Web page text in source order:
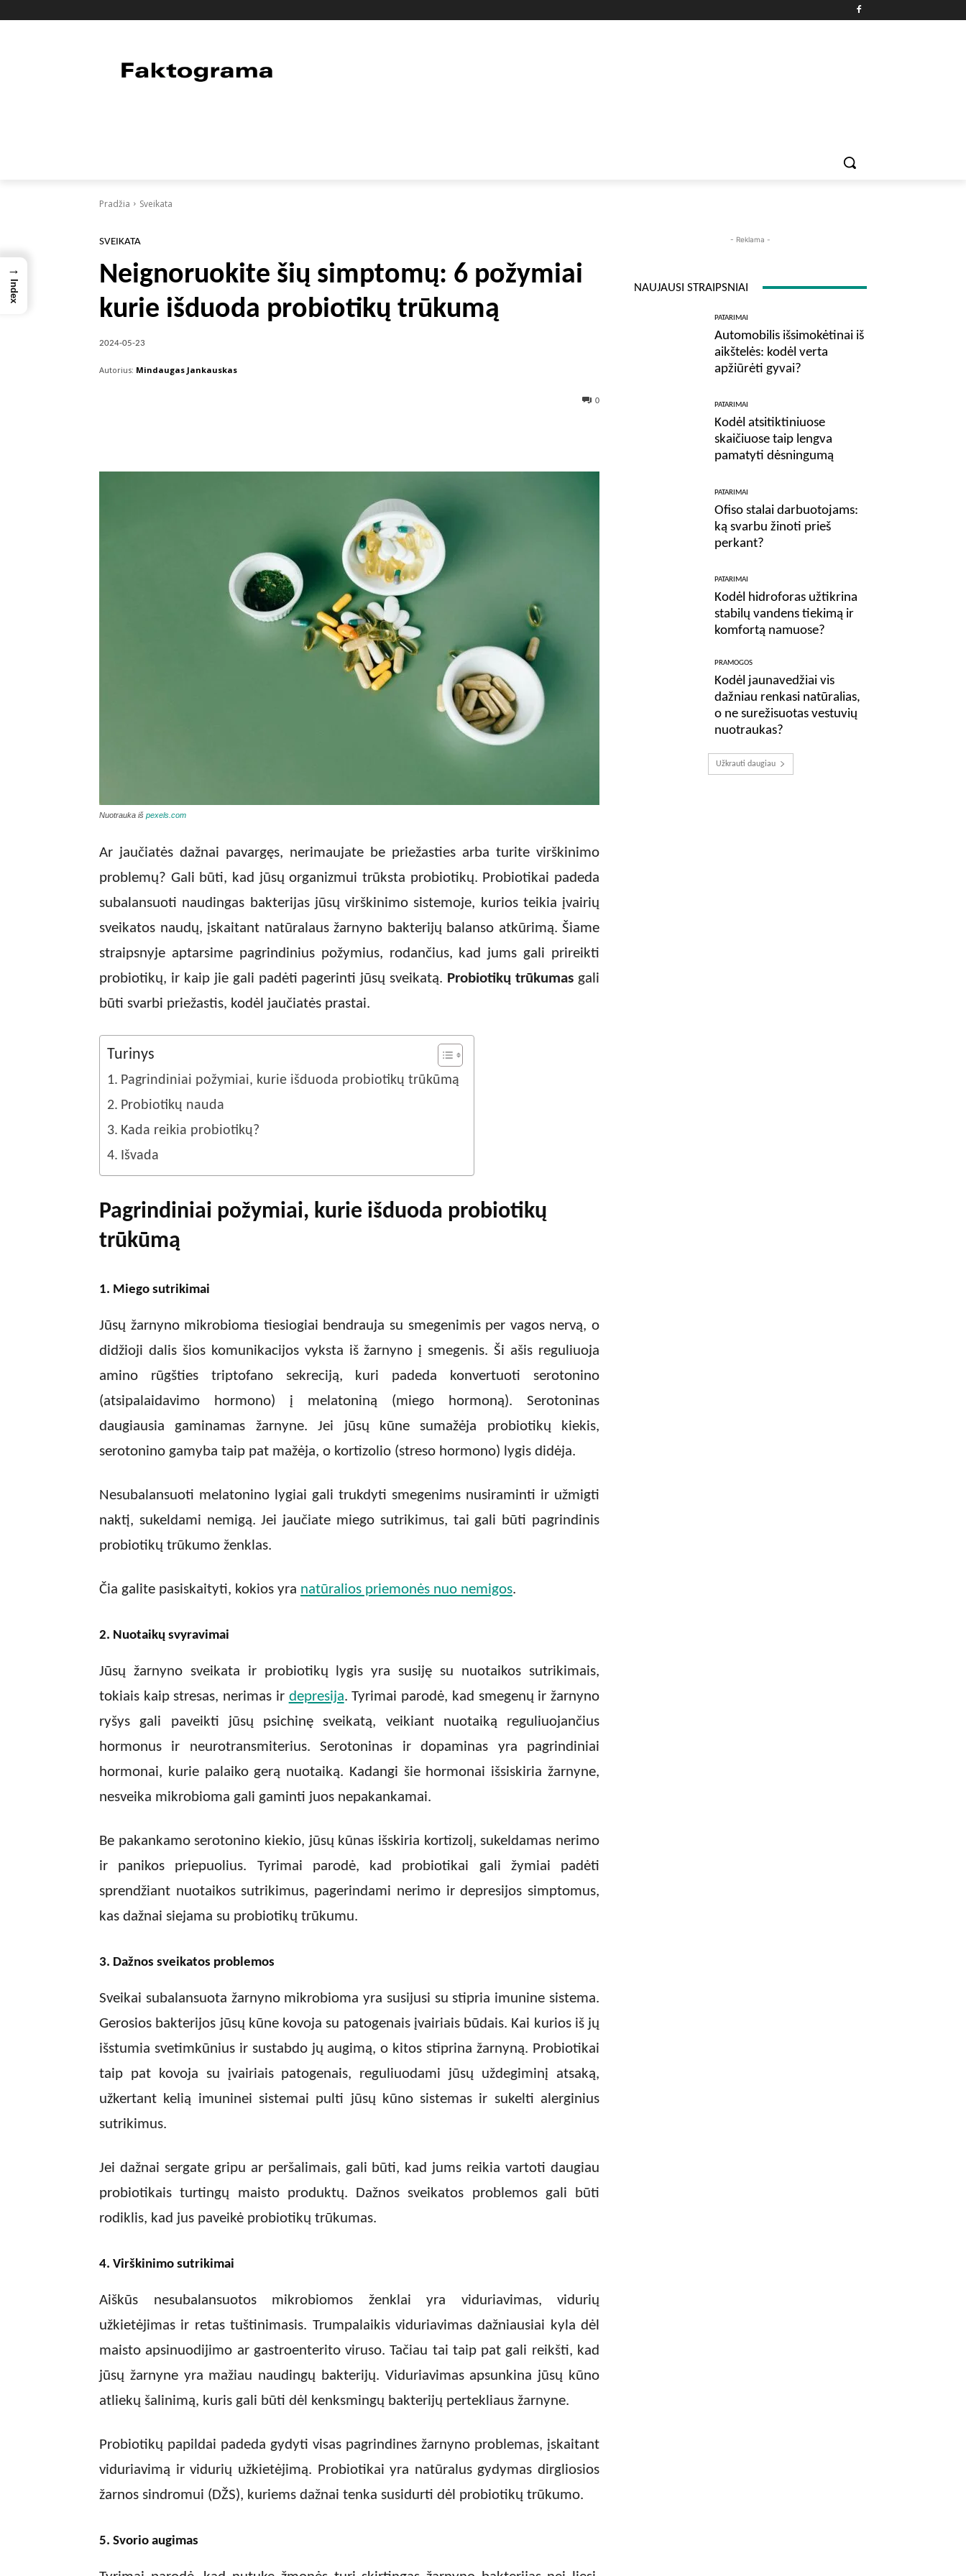
Pradžia Sveikata
SVEIKATA
Neignoruokite šių simptomų: 6 požymiai
kurie išduoda probiotikų trūkumą
2024-05-23
Autorius: Mindaugas Jankauskas
0
Nuotrauka iš pexels.com
Ar jaučiatės dažnai pavargęs, nerimaujate be priežasties arba turite virškinimo
problemų? Gali būti, kad jūsų organizmui trūksta probiotikų. Probiotikai padeda
subalansuoti naudingas bakterijas jūsų virškinimo sistemoje, kurios teikia įvairių
sveikatos naudų, įskaitant natūralaus žarnyno bakterijų balanso atkūrimą. Šiame
straipsnyje aptarsime pagrindinius požymius, rodančius, kad jums gali prireikti
probiotikų, ir kaip jie gali padėti pagerinti jūsų sveikatą. Probiotikų trūkumas gali
būti svarbi priežastis, kodėl jaučiatės prastai.
Turinys
Pagrindiniai požymiai, kurie išduoda probiotikų trūkūmą
Probiotikų nauda
Kada reikia probiotikų?
Išvada
Pagrindiniai požymiai, kurie išduoda probiotikų
trūkūmą
1. Miego sutrikimai
Jūsų žarnyno mikrobioma tiesiogiai bendrauja su smegenimis per vagos nervą, o
didžioji dalis šios komunikacijos vyksta iš žarnyno į smegenis. Ši ašis reguliuoja
amino rūgšties triptofano sekreciją, kuri padeda konvertuoti serotonino
(atsipalaidavimo hormono) į melatoniną (miego hormoną). Serotoninas
daugiausia gaminamas žarnyne. Jei jūsų kūne sumažėja probiotikų kiekis,
serotonino gamyba taip pat mažėja, o kortizolio (streso hormono) lygis didėja.
Nesubalansuoti melatonino lygiai gali trukdyti smegenims nusiraminti ir užmigti
naktį, sukeldami nemigą. Jei jaučiate miego sutrikimus, tai gali būti pagrindinis
probiotikų trūkumo ženklas.
Čia galite pasiskaityti, kokios yra natūralios priemonės nuo nemigos.
2. Nuotaikų svyravimai
Jūsų žarnyno sveikata ir probiotikų lygis yra susiję su nuotaikos sutrikimais,
tokiais kaip stresas, nerimas ir depresija. Tyrimai parodė, kad smegenų ir žarnyno
ryšys gali paveikti jūsų psichinę sveikatą, veikiant nuotaiką reguliuojančius
hormonus ir neurotransmiterius. Serotoninas ir dopaminas yra pagrindiniai
hormonai, kurie palaiko gerą nuotaiką. Kadangi šie hormonai išsiskiria žarnyne,
nesveika mikrobioma gali gaminti juos nepakankamai.
Be pakankamo serotonino kiekio, jūsų kūnas išskiria kortizolį, sukeldamas nerimo
ir panikos priepuolius. Tyrimai parodė, kad probiotikai gali žymiai padėti
sprendžiant nuotaikos sutrikimus, pagerindami nerimo ir depresijos simptomus,
kas dažnai siejama su probiotikų trūkumu.
3. Dažnos sveikatos problemos
Sveikai subalansuota žarnyno mikrobioma yra susijusi su stipria imunine sistema.
Gerosios bakterijos jūsų kūne kovoja su patogenais įvairiais būdais. Kai kurios iš jų
išstumia svetimkūnius ir sustabdo jų augimą, o kitos stiprina žarnyną. Probiotikai
taip pat kovoja su įvairiais patogenais, reguliuodami jūsų uždegiminį atsaką,
užkertant kelią imuninei sistemai pulti jūsų kūno sistemas ir sukelti alerginius
sutrikimus.
Jei dažnai sergate gripu ar peršalimais, gali būti, kad jums reikia vartoti daugiau
probiotikais turtingų maisto produktų. Dažnos sveikatos problemos gali būti
rodiklis, kad jus paveikė probiotikų trūkumas.
4. Virškinimo sutrikimai
Aiškūs nesubalansuotos mikrobiomos ženklai yra viduriavimas, vidurių
užkietėjimas ir retas tuštinimasis. Trumpalaikis viduriavimas dažniausiai kyla dėl
maisto apsinuodijimo ar gastroenterito viruso. Tačiau tai taip pat gali reikšti, kad
jūsų žarnyne yra mažiau naudingų bakterijų. Viduriavimas apsunkina jūsų kūno
atliekų šalinimą, kuris gali būti dėl kenksmingų bakterijų pertekliaus žarnyne.
Probiotikų papildai padeda gydyti visas pagrindines žarnyno problemas, įskaitant
viduriavimą ir vidurių užkietėjimą. Probiotikai yra natūralus gydymas dirgliosios
žarnos sindromui (DŽS), kuriems dažnai tenka susidurti dėl probiotikų trūkumo.
5. Svorio augimas
- Reklama -
NAUJAUSI STRAIPSNIAI
PATARIMAI
Automobilis išsimokėtinai iš
aikštelės: kodėl verta
apžiūrėti gyvai?
PATARIMAI
Kodėl atsitiktiniuose
skaičiuose taip lengva
pamatyti dėsningumą
PATARIMAI
Ofiso stalai darbuotojams:
ką svarbu žinoti prieš
perkant?
PATARIMAI
Kodėl hidroforas užtikrina
stabilų vandens tiekimą ir
komfortą namuose?
PRAMOGOS
Kodėl jaunavedžiai vis
dažniau renkasi natūralias,
o ne surežisuotas vestuvių
nuotraukas?
Užkrauti daugiau
→
Index